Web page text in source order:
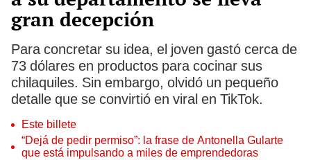
gran decepción
Para concretar su idea, el joven gastó cerca de
73 dólares en productos para cocinar sus
chilaquiles. Sin embargo, olvidó un pequeño
detalle que se convirtió en viral en TikTok.
Este billete
“Dejá de pedir permiso”: la frase de Antonella Gularte
que está impulsando a miles de emprendedoras